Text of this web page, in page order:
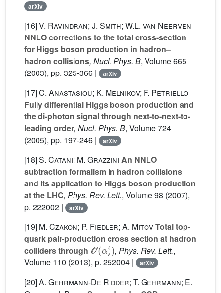
arXiv
[16]V. Ravindran; J. Smith; W.L. van Neerven
NNLO corrections to the total cross-section
for Higgs boson production in hadron–
hadron collisions, Nucl. Phys. B, Volume 665
(2003), pp. 325-366 |
arXiv
[17]C. Anastasiou; K. Melnikov; F. Petriello
Fully differential Higgs boson production and
the di-photon signal through next-to-next-to-
leading order, Nucl. Phys. B, Volume 724
(2005), pp. 197-246 |
arXiv
[18]S. Catani; M. Grazzini An NNLO
subtraction formalism in hadron collisions
and its application to Higgs boson production
at the LHC, Phys. Rev. Lett., Volume 98 (2007),
p. 222002 |
arXiv
[19] M. Czakon; P. Fiedler; A. MitovTotal top-
quark pair-production cross section at hadron
colliders through
O(αs4)
, Phys. Rev. Lett.,
Volume 110 (2013), p. 252004 | arXiv
[20]A. Gehrmann-De Ridder; T. Gehrmann; E.